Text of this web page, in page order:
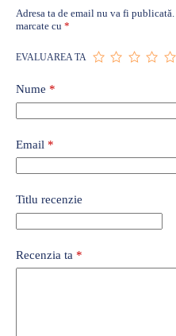
Adresa ta de email nu va fi publicată.
marcate cu *
EVALUAREA TA
Nume *
Email *
Titlu recenzie
Recenzia ta *